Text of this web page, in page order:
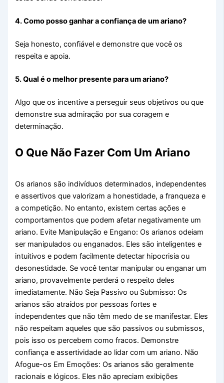
4. Como posso ganhar a confiança de um ariano?
Seja honesto, confiável e demonstre que você os
respeita e apoia.
5. Qual é o melhor presente para um ariano?
Algo que os incentive a perseguir seus objetivos ou que
demonstre sua admiração por sua coragem e
determinação.
O Que Não Fazer Com Um Ariano
Os arianos são indivíduos determinados, independentes
e assertivos que valorizam a honestidade, a franqueza e
a competição. No entanto, existem certas ações e
comportamentos que podem afetar negativamente um
ariano. Evite Manipulação e Engano: Os arianos odeiam
ser manipulados ou enganados. Eles são inteligentes e
intuitivos e podem facilmente detectar hipocrisia ou
desonestidade. Se você tentar manipular ou enganar um
ariano, provavelmente perderá o respeito deles
imediatamente. Não Seja Passivo ou Submisso: Os
arianos são atraídos por pessoas fortes e
independentes que não têm medo de se manifestar. Eles
não respeitam aqueles que são passivos ou submissos,
pois isso os percebem como fracos. Demonstre
confiança e assertividade ao lidar com um ariano. Não
Afogue-os Em Emoções: Os arianos são geralmente
racionais e lógicos. Eles não apreciam exibições